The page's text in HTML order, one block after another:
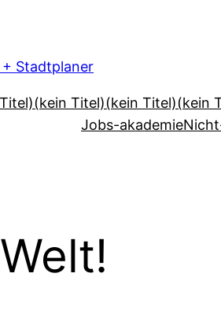
Stadtplaner
(kein Titel)(kein Titel)(kein
Jobs-akademie